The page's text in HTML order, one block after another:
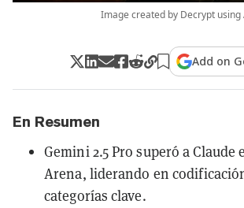
Image created by Decrypt using
Add on
En Resumen
Gemini 2.5 Pro superó a Claude
Arena, liderando en
categorías clave.